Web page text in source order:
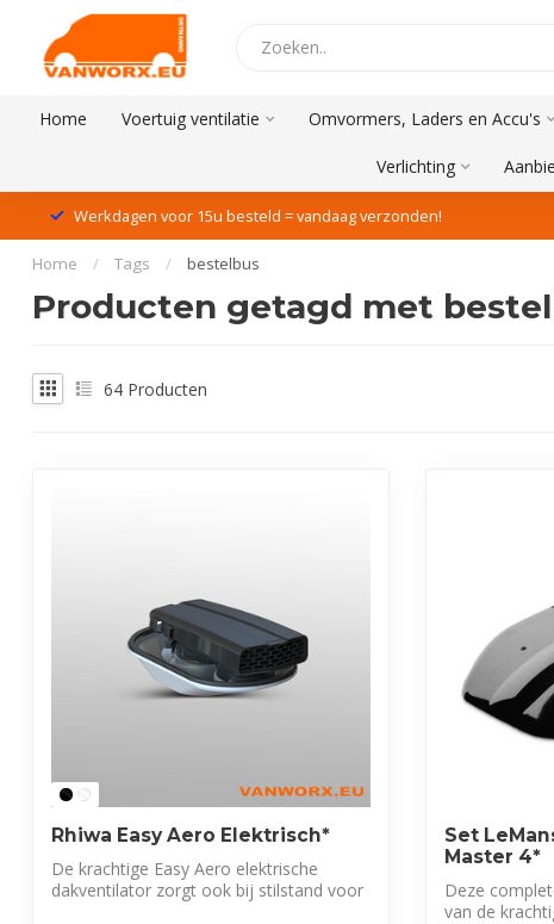
Home Voertuig ventilatie Omvormers, Laders en Accu's
Verlichting
Werkdagen voor 15u besteld = vandaag verzonden!
Home / Tags / bestelbus
Producten getagd met
64 Producten
Rhiwa Easy Aero Elektrisch*
De krachtige Easy Aero elektrische
dakventilator zorgt ook bij stilstand voor
Set
Master 4*
Deze
van de